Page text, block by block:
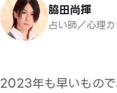
脇田尚揮
占い師／心理
2023年も早いもの